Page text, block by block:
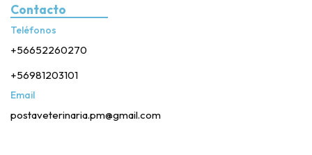
Contacto
Teléfonos
+56652260270
+56981203101
Email
postaveterinaria.pm@gmail.com